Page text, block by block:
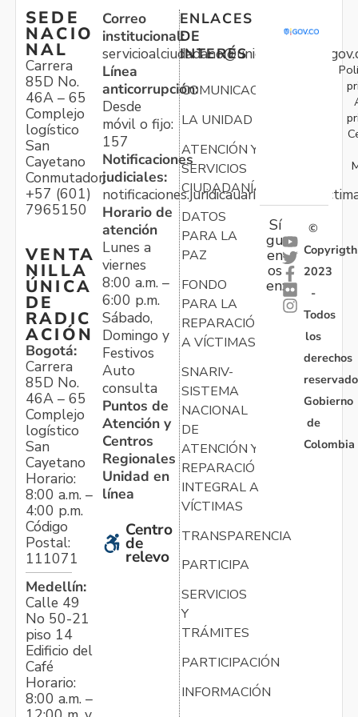
SEDE
NACIO
NAL
Carrera
85D No.
46A – 65
Complejo
logístico
San
Cayetano
Conmutador:
+57 (601)
7965150
VENTA
NILLA
ÚNICA
DE
RADIC
ACIÓN
Bogotá:
Carrera
85D No.
46A – 65
Complejo
logístico
San
Cayetano
Horario:
8:00 a.m. –
4:00 p.m.
Código
Postal:
111071
Medellín:
Calle 49
No 50-21
piso 14
Edificio del
Café
Horario:
8:00 a.m. –
Correo
institucional:
Línea
anticorrupción:
Desde
móvil o fijo:
157
Notificaciones
judiciales:
Horario de
atención
Lunes a
viernes
8:00 a.m. –
6:00 p.m.
Sábado,
Domingo y
Festivos
Auto
consulta
Puntos de
Atención y
Centros
Regionales
Unidad en
línea
Centro
de
relevo
ENLACES
DE
INTERÉS
COMUNICACIONES
LA UNIDAD
ATENCIÓN Y
SERVICIOS
CIUDADANÍA
DATOS
PARA LA
PAZ
FONDO
PARA LA
REPARACIÓN
A VÍCTIMAS
SNARIV-
SISTEMA
NACIONAL
DE
ATENCIÓN Y
REPARACIÓN
INTEGRAL A
VÍCTIMAS
TRANSPARENCIA
PARTICIPA
SERVICIOS
Y
TRÁMITES
PARTICIPACIÓN
INFORMACIÓN
Sí
gu
en
os
en:
©
Copyrigth
2023
-
Todos
los
derechos
Gobierno
de
Colombia